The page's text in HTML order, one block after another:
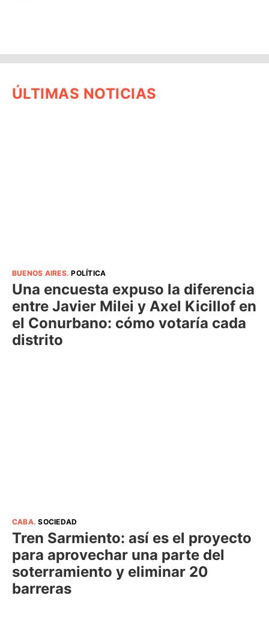
ÚLTIMAS NOTICIAS
BUENOS AIRES.POLÍTICA
Una encuesta expuso la diferencia
entre Javier Milei y Axel Kicillof en
el Conurbano: cómo votaría cada
distrito
CABA.SOCIEDAD
Tren Sarmiento: así es el proyecto
para aprovechar una parte del
soterramiento y eliminar 20
barreras